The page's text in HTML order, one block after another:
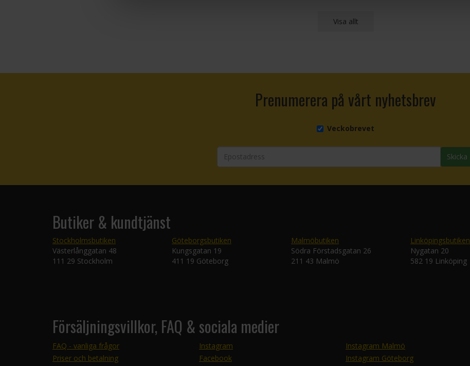
Visa allt
Prenumerera på vårt nyhetsbrev
Veckobrevet
Skicka
Butiker & kundtjänst
Stockholmsbutiken
Västerlånggatan 48
111 29 Stockholm
Göteborgsbutiken
Kungsgatan 19
411 19 Göteborg
Malmöbutiken
Södra Förstadsgatan 26
211 43 Malmö
Linköpingsbutiken
Nygatan 20
582 19 Linköping
Försäljningsvillkor, FAQ & sociala medier
FAQ - vanliga frågor
Priser och betalning
Instagram
Facebook
Instagram Malmö
Instagram Göteborg